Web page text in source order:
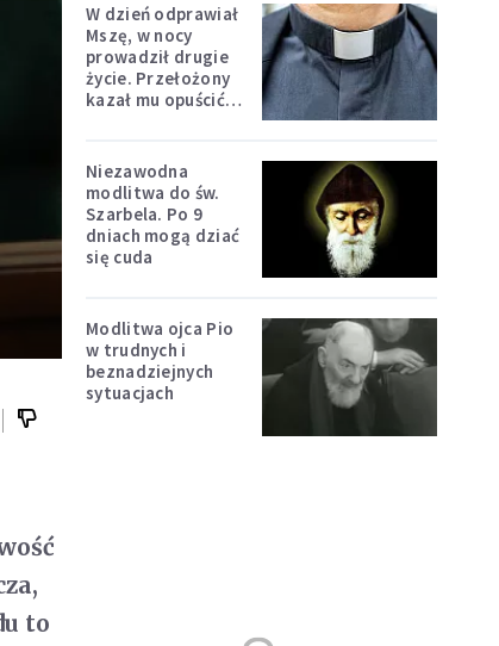
to
W dzień odprawiał
Mszę, w nocy
prowadził drugie
życie. Przełożony
kazał mu opuścić
Niezawodna
modlitwa do św.
Szarbela. Po 9
dniach mogą dziać
się cuda
Modlitwa ojca Pio
w trudnych i
beznadziejnych
sytuacjach